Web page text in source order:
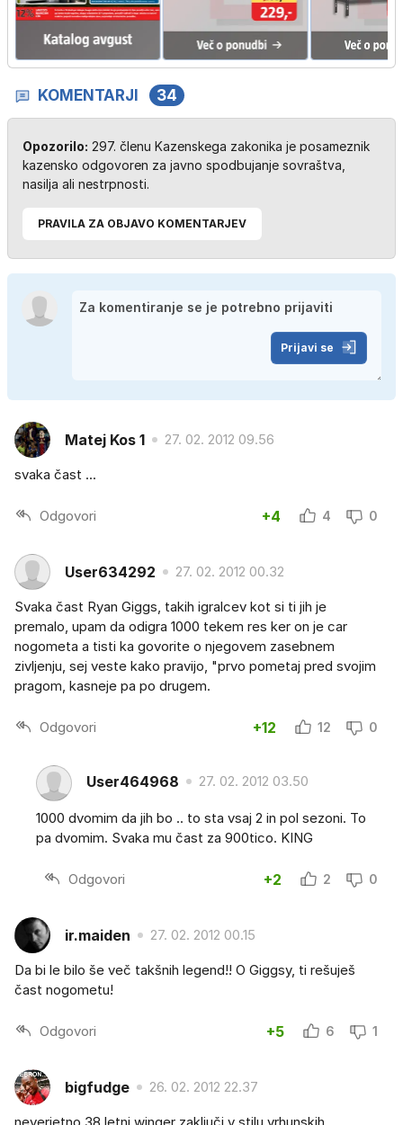
KOMENTARJI 34
Opozorilo: 297. členu Kazenskega zakonika je posameznik
kazensko odgovoren za javno spodbujanje sovraštva,
nasilja ali nestrpnosti.
PRAVILA ZA OBJAVO KOMENTARJEV
Prijavi se
Matej Kos 1 27. 02. 2012 09.56
svaka čast ...
Odgovori +4 4 0
User634292 27. 02. 2012 00.32
Svaka čast Ryan Giggs, takih igralcev kot si ti jih je
premalo, upam da odigra 1000 tekem res ker on je car
nogometa a tisti ka govorite o njegovem zasebnem
zivljenju, sej veste kako pravijo, "prvo pometaj pred svojim
pragom, kasneje pa po drugem.
Odgovori +12 12 0
User464968 27. 02. 2012 03.50
1000 dvomim da jih bo .. to sta vsaj 2 in pol sezoni. To
pa dvomim. Svaka mu čast za 900tico. KING
Odgovori +2 2 0
ir.maiden 27. 02. 2012 00.15
Da bi le bilo še več takšnih legend!! O Giggsy, ti rešuješ
čast nogometu!
Odgovori +5 6 1
bigfudge 26. 02. 2012 22.37